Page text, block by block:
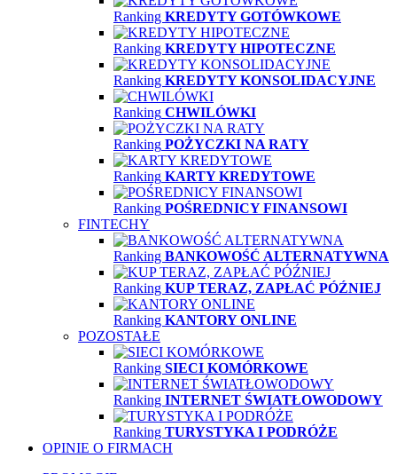
Ranking KREDYTY GOTÓWKOWE
Ranking KREDYTY HIPOTECZNE
Ranking KREDYTY KONSOLIDACYJNE
Ranking CHWILÓWKI
Ranking POŻYCZKI NA RATY
Ranking KARTY KREDYTOWE
Ranking POŚREDNICY FINANSOWI
FINTECHY
Ranking BANKOWOŚĆ ALTERNATYWNA
Ranking KUP TERAZ, ZAPŁAĆ PÓŹNIEJ
Ranking KANTORY ONLINE
POZOSTAŁE
Ranking SIECI KOMÓRKOWE
Ranking INTERNET ŚWIATŁOWODOWY
Ranking TURYSTYKA I PODRÓŻE
OPINIE O FIRMACH